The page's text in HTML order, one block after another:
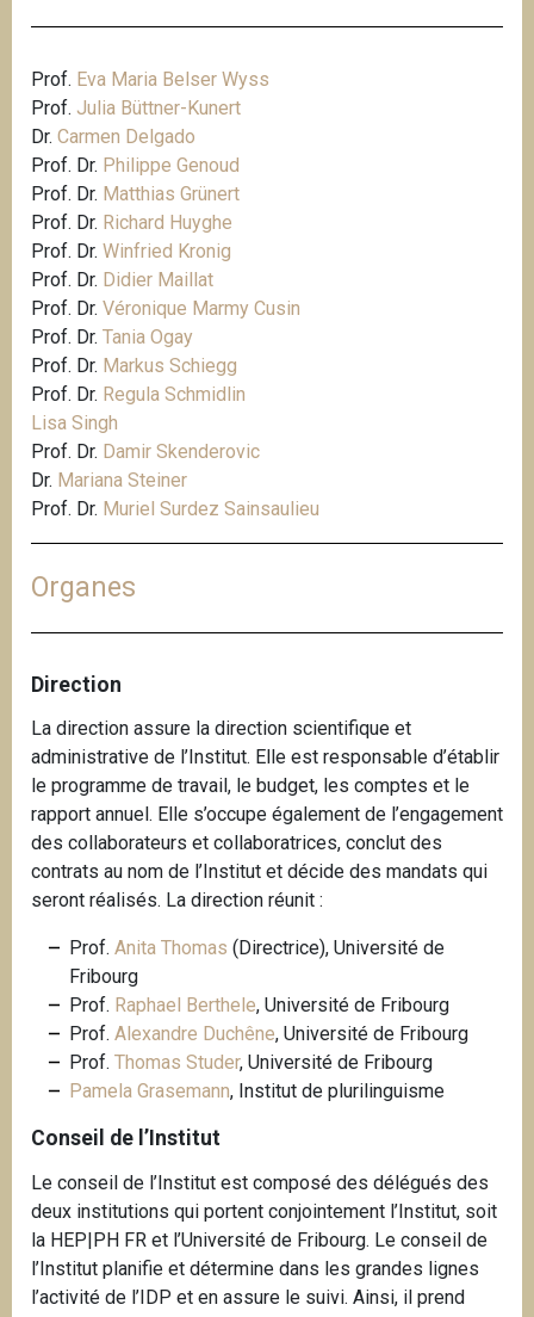
Prof. Eva Maria Belser Wyss
Prof. Julia Büttner-Kunert
Dr. Carmen Delgado
Prof. Dr. Philippe Genoud
Prof. Dr. Matthias Grünert
Prof. Dr. Richard Huyghe
Prof. Dr. Winfried Kronig
Prof. Dr. Didier Maillat
Prof. Dr. Véronique Marmy Cusin
Prof. Dr. Tania Ogay
Prof. Dr. Markus Schiegg
Prof. Dr. Regula Schmidlin
Lisa Singh
Prof. Dr. Damir Skenderovic
Dr. Mariana Steiner
Prof. Dr. Muriel Surdez Sainsaulieu
Organes
Direction
La direction assure la direction scientifique et
administrative de l’Institut. Elle est responsable d’établir
le programme de travail, le budget, les comptes et le
rapport annuel. Elle s’occupe également de l’engagement
des collaborateurs et collaboratrices, conclut des
contrats au nom de l’Institut et décide des mandats qui
seront réalisés. La direction réunit :
Prof. Anita Thomas (Directrice), Université de
Fribourg
Prof. Raphael Berthele, Université de Fribourg
Prof. Alexandre Duchêne, Université de Fribourg
Prof. Thomas Studer, Université de Fribourg
Pamela Grasemann, Institut de plurilinguisme
Conseil de l’Institut
Le conseil de l’Institut est composé des délégués des
deux institutions qui portent conjointement l’Institut, soit
la HEP|PH FR et l’Université de Fribourg. Le conseil de
l’Institut planifie et détermine dans les grandes lignes
l’activité de l’IDP et en assure le suivi. Ainsi, il prend